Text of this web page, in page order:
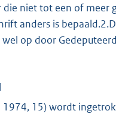
niet tot een of meer
anders is
op door
1974, 15) wordt